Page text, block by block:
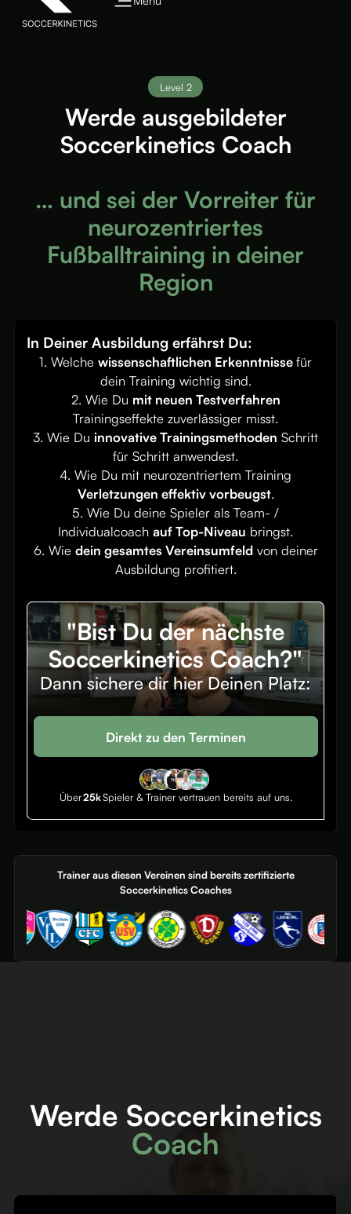
Level 2
Werde ausgebildeter
Soccerkinetics Coach
… und sei der Vorreiter für
neurozentriertes
Fußballtraining in deiner
Region
In Deiner Ausbildung erfährst Du:
1. Welche wissenschaftlichen Erkenntnissefür
dein Training wichtig sind.
2. Wie Du mit neuen Testverfahren
Trainingseffekte zuverlässiger misst.
3. Wie Du innovative Trainingsmethoden Schritt
für Schritt anwendest.
4. Wie Du mit neurozentriertem Training
Verletzungen effektiv vorbeugst.
5. Wie Du deine Spieler als Team- /
Individualcoach auf Top-Niveau bringst.
6. Wie dein gesamtes Vereinsumfeldvon deiner
Ausbildung profitiert.
"Bist Du der nächste
Soccerkinetics Coach?"
Dann sichere dir hier Deinen Platz:
Direkt zu den Terminen
Über25kSpieler & Trainer vertrauen bereits auf uns.
Trainer aus diesen Vereinen sind bereits zertifizierte
Soccerkinetics Coaches
Werde Soccerkinetics
Coach